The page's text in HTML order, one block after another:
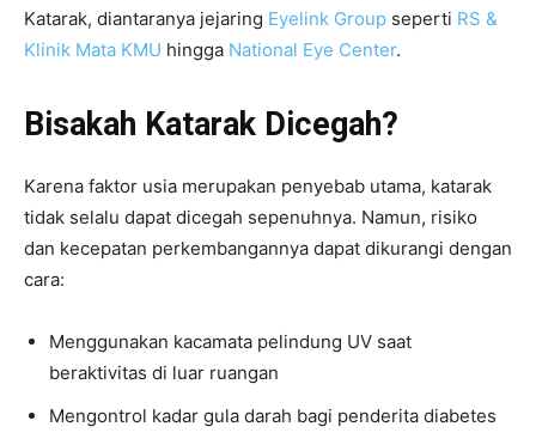
Katarak, diantaranya jejaring Eyelink Group seperti RS &
Klinik Mata KMU hingga National Eye Center.
Bisakah Katarak Dicegah?
Karena faktor usia merupakan penyebab utama, katarak
tidak selalu dapat dicegah sepenuhnya. Namun, risiko
dan kecepatan perkembangannya dapat dikurangi dengan
cara:
Menggunakan kacamata pelindung UV saat
beraktivitas di luar ruangan
Mengontrol kadar gula darah bagi penderita diabetes